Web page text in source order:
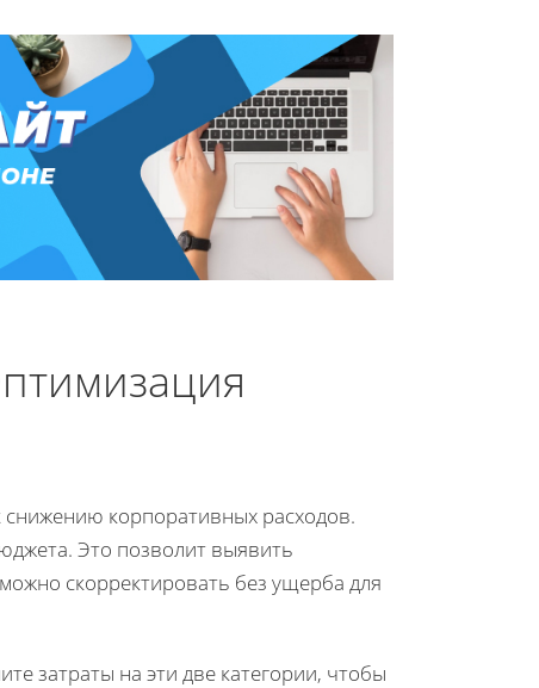
корпоративных расходов.
Это позволит выявить
скорректировать без ущерба для
затраты на эти две категории, чтобы